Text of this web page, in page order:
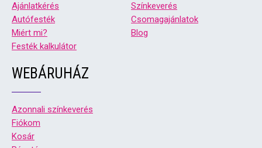
Ajánlatkérés
Színkeverés
Autófesték
Csomagajánlatok
Miért mi?
Blog
Festék kalkulátor
WEBÁRUHÁZ
Azonnali színkeverés
Fiókom
Kosár